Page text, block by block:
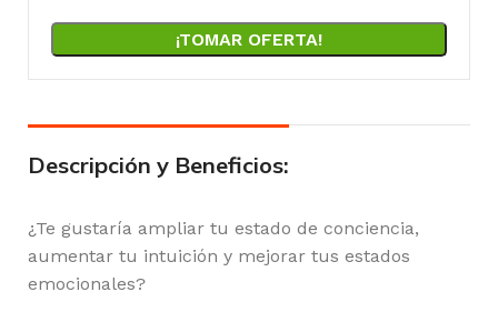
¡TOMAR OFERTA!
Descripción y Beneficios:
¿Te gustaría ampliar tu estado de conciencia,
aumentar tu intuición y mejorar tus estados
emocionales?